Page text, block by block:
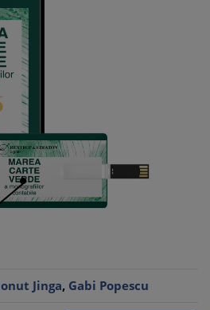
Jinga, Gabi Popescu